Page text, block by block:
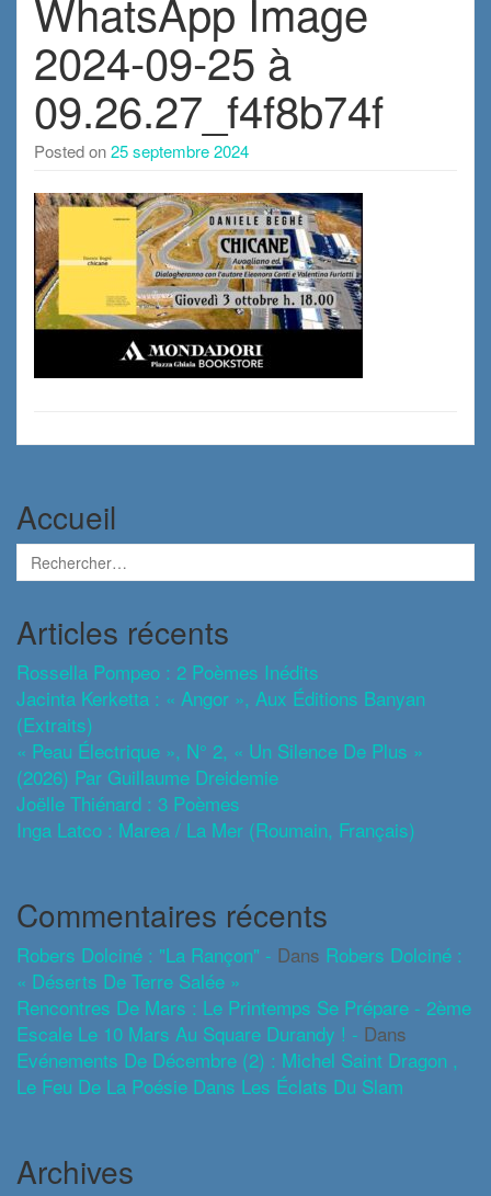
WhatsApp Image
2024-09-25 à
09.26.27_f4f8b74f
Posted on25 septembre 2024
Accueil
Articles récents
Rossella Pompeo : 2 Poèmes Inédits
Jacinta Kerketta : « Angor », Aux Éditions Banyan
(extraits)
« Peau Électrique », N° 2, « Un Silence De Plus »
(2026) Par Guillaume Dreidemie
Joëlle Thiénard : 3 Poèmes
Inga Latco : Marea / La Mer (roumain, Français)
Commentaires récents
Robers Dolciné : "La Rançon" - Dans Robers Dolciné :
« Déserts De Terre Salée »
Rencontres De Mars : Le Printemps Se Prépare - 2ème
Escale Le 10 Mars Au Square Durandy ! - Dans
Evénements De Décembre (2) : Michel Saint Dragon ,
Le Feu De La Poésie Dans Les Éclats Du Slam
Archives